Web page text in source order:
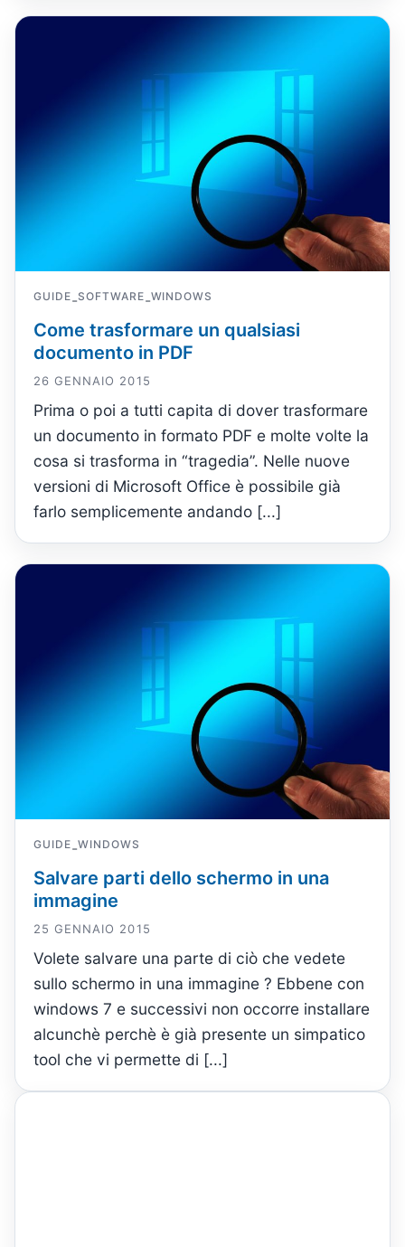
GUIDE-SOFTWARE-WINDOWS
Come trasformare un qualsiasi
documento in PDF
26 GENNAIO 2015
Prima o poi a tutti capita di dover trasformare
un documento in formato PDF e molte volte la
cosa si trasforma in “tragedia”. Nelle nuove
versioni di Microsoft Office è possibile già
farlo semplicemente andando [...]
GUIDE-WINDOWS
Salvare parti dello schermo in una
immagine
25 GENNAIO 2015
Volete salvare una parte di ciò che vedete
sullo schermo in una immagine ? Ebbene con
windows 7 e successivi non occorre installare
alcunchè perchè è già presente un simpatico
tool che vi permette di [...]